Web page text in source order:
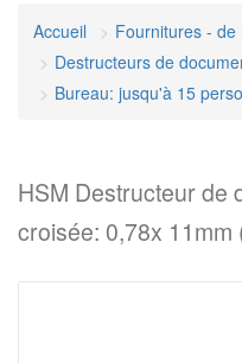
Accueil Fournitures - de
Destructeurs de
Bureau: jusqu'à 15
HSM Destructeur de
croisée: 0,78x 11mm